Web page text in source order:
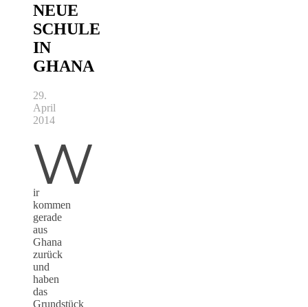
NEUE
SCHULE
IN
GHANA
29.
April
2014
W
ir
kommen
gerade
aus
Ghana
zurück
und
haben
das
Grundstück